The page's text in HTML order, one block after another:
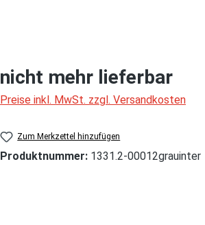
nicht mehr lieferbar
Preise inkl. MwSt. zzgl. Versandkosten
Zum Merkzettel hinzufügen
Produktnummer: 1331.2-00012grauinter